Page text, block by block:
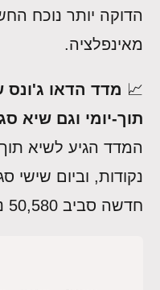
הדוקה יותר נוכח
מאינפלציה.
📈 מדד הדאו
תוך-יומי וגם שיא
נקודות, וביום שישי
חדשה סביב 50,580 נקודות.